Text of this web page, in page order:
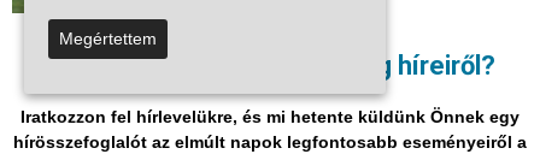
Nem akar lemaradni a térség híreiről?
Iratkozzon fel hírlevelükre, és mi hetente küldünk Önnek egy
hírösszefoglalót az elmúlt napok legfontosabb eseményeiről a
Mi történik Európa felett? Ezért nem tud
Megértettem